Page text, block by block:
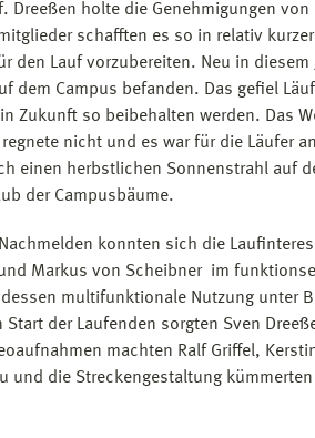
Dreeßen holte die Genehmigungen
schafften es so in relativ
den Lauf vorzubereiten. Neu in diesem
dem Campus befanden. Das gefiel
Zukunft so beibehalten werden. Das
nicht und es war für die Läufer
einen herbstlichen Sonnenstrahl auf
der Campusbäume.
konnten sich die
Markus von Scheibner im
multifunktionale Nutzung unter
Start der Laufenden sorgten Sven
machten Ralf Griffel,
und die Streckengestaltung